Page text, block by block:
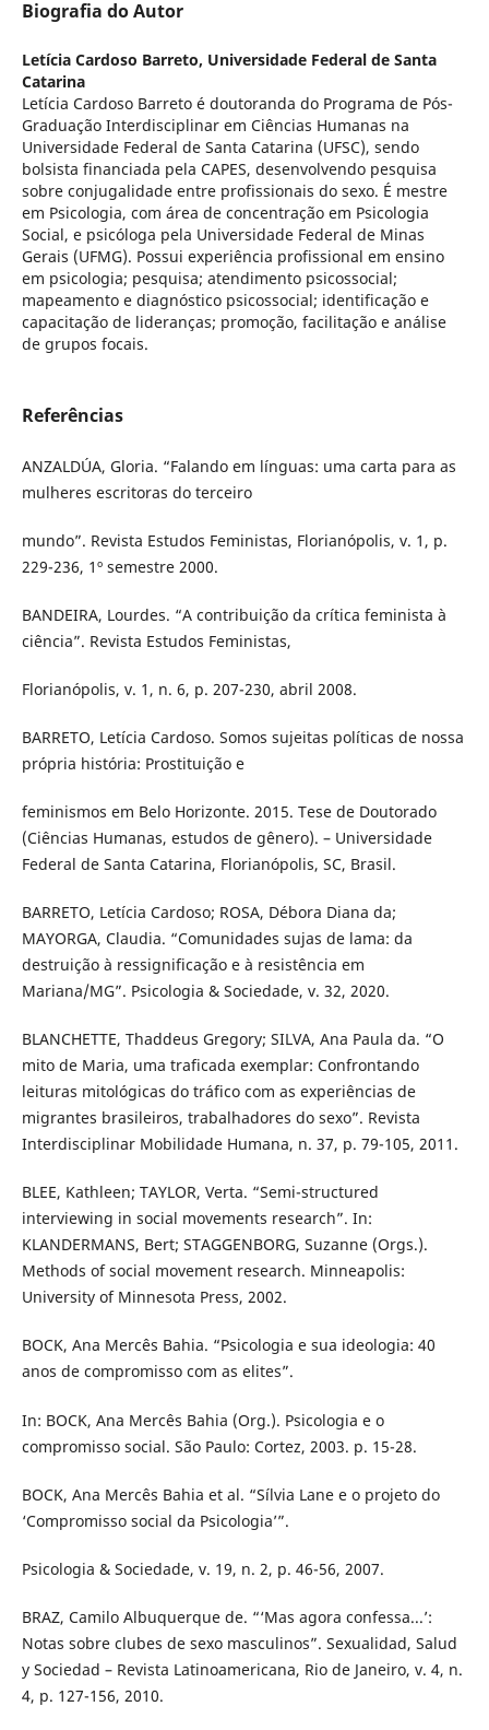
Biografia do Autor
Letícia Cardoso Barreto, Universidade Federal de Santa
Catarina
Letícia Cardoso Barreto é doutoranda do Programa de Pós-
Graduação Interdisciplinar em Ciências Humanas na
Universidade Federal de Santa Catarina (UFSC), sendo
bolsista financiada pela CAPES, desenvolvendo pesquisa
sobre conjugalidade entre profissionais do sexo. É mestre
em Psicologia, com área de concentração em Psicologia
Social, e psicóloga pela Universidade Federal de Minas
Gerais (UFMG). Possui experiência profissional em ensino
em psicologia; pesquisa; atendimento psicossocial;
mapeamento e diagnóstico psicossocial; identificação e
capacitação de lideranças; promoção, facilitação e análise
de grupos focais.
Referências
ANZALDÚA, Gloria. “Falando em línguas: uma carta para as
mulheres escritoras do terceiro
mundo”. Revista Estudos Feministas, Florianópolis, v. 1, p.
229-236, 1º semestre 2000.
BANDEIRA, Lourdes. “A contribuição da crítica feminista à
ciência”. Revista Estudos Feministas,
Florianópolis, v. 1, n. 6, p. 207-230, abril 2008.
BARRETO, Letícia Cardoso. Somos sujeitas políticas de nossa
própria história: Prostituição e
feminismos em Belo Horizonte. 2015. Tese de Doutorado
(Ciências Humanas, estudos de gênero). – Universidade
Federal de Santa Catarina, Florianópolis, SC, Brasil.
BARRETO, Letícia Cardoso; ROSA, Débora Diana da;
MAYORGA, Claudia. “Comunidades sujas de lama: da
destruição à ressignificação e à resistência em
Mariana/MG”. Psicologia & Sociedade, v. 32, 2020.
BLANCHETTE, Thaddeus Gregory; SILVA, Ana Paula da. “O
mito de Maria, uma traficada exemplar: Confrontando
leituras mitológicas do tráfico com as experiências de
migrantes brasileiros, trabalhadores do sexo”. Revista
Interdisciplinar Mobilidade Humana, n. 37, p. 79-105, 2011.
BLEE, Kathleen; TAYLOR, Verta. “Semi-structured
interviewing in social movements research”. In:
KLANDERMANS, Bert; STAGGENBORG, Suzanne (Orgs.).
Methods of social movement research. Minneapolis:
University of Minnesota Press, 2002.
BOCK, Ana Mercês Bahia. “Psicologia e sua ideologia: 40
anos de compromisso com as elites”.
In: BOCK, Ana Mercês Bahia (Org.). Psicologia e o
compromisso social. São Paulo: Cortez, 2003. p. 15-28.
BOCK, Ana Mercês Bahia et al. “Sílvia Lane e o projeto do
‘Compromisso social da Psicologia’”.
Psicologia & Sociedade, v. 19, n. 2, p. 46-56, 2007.
BRAZ, Camilo Albuquerque de. “‘Mas agora confessa...’:
Notas sobre clubes de sexo masculinos”. Sexualidad, Salud
y Sociedad – Revista Latinoamericana, Rio de Janeiro, v. 4, n.
4, p. 127-156, 2010.